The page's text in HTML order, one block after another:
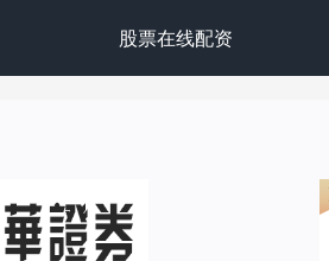
股票在线配资